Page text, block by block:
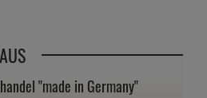
"made in Germany"